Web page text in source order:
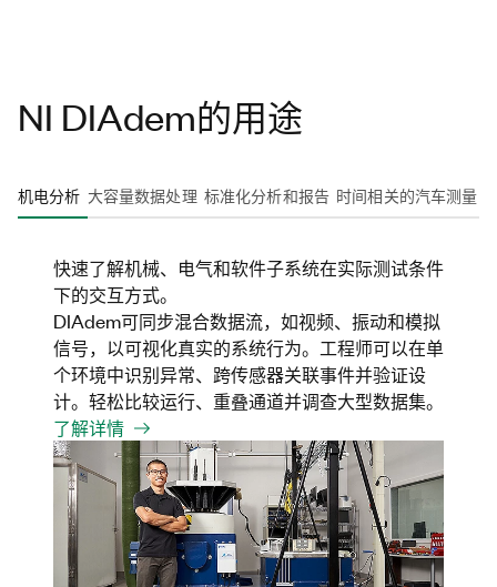
NI DIAdem的用途
机电分析 大容量数据处理 标准化分析和报告 时间相关的汽车测量
快速了解机械、电气和软件子系统在实际测试条件
下的交互方式。
DIAdem可同步混合数据流，如视频、振动和模拟
信号，以可视化真实的系统行为。工程师可以在单
个环境中识别异常、跨传感器关联事件并验证设
计。轻松比较运行、重叠通道并调查大型数据集。
了解详情